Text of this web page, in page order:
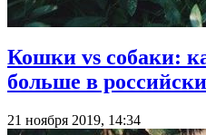
Кошки vs собаки:
больше в
21 ноября 2019, 14:34